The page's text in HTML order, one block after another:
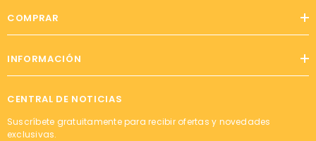
COMPRAR
INFORMACIÓN
CENTRAL DE NOTICIAS
Suscríbete gratuitamente para recibir ofertas y novedades
exclusivas.